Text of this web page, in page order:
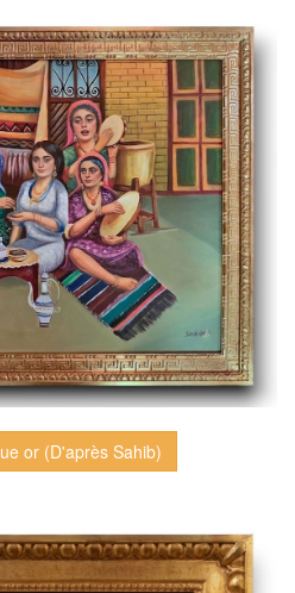
or (D'après Sahib)